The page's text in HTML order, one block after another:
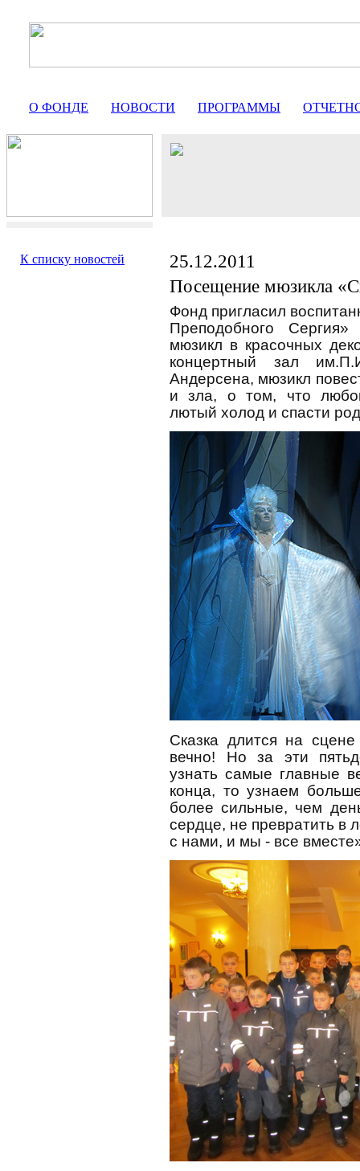
О ФОНДЕ НОВОСТИ ПРОГРАММЫ
К списку новостей
25.12.2011
Посещение мюзикла
Фонд пригласил
Преподобного
мюзикл в красочных
концертный зал
Андерсена, мюзикл
и зла, о том, что
лютый холод и спасти
Сказка длится на
вечно! Но за эти
узнать самые главные
конца, то узнаем
более сильные, чем
сердце, не превратить в
с нами, и мы - все